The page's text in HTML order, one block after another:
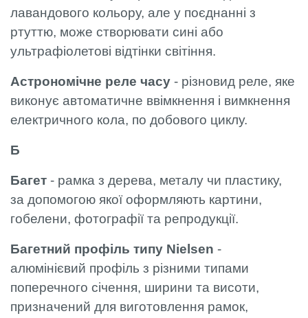
лавандового кольору, але у поєднанні з
ртуттю, може створювати сині або
ультрафіолетові відтінки світіння.
Астрономічне реле часу - різновид реле, яке
виконує автоматичне ввімкнення і вимкнення
електричного кола, по добового циклу.
Б
Багет - рамка з дерева, металу чи пластику,
за допомогою якої оформляють картини,
гобелени, фотографії та репродукції.
Багетний профіль типу Nielsen -
алюмінієвий профіль з різними типами
поперечного січення, ширини та висоти,
призначений для виготовлення рамок,